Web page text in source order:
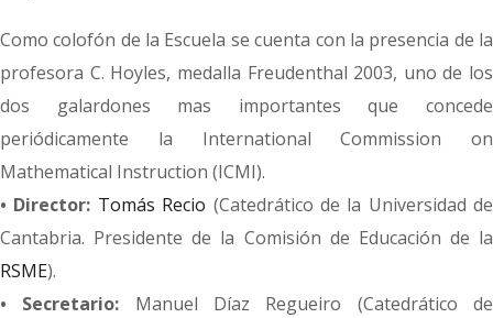
Como colofón de la Escuela se cuenta con la presencia de la
profesora C. Hoyles, medalla Freudenthal 2003, uno de los
dos galardones mas importantes que concede
periódicamente la International Commission on
Mathematical Instruction (ICMI).
• Director: Tomás Recio (Catedrático de la Universidad de
Cantabria. Presidente de la Comisión de Educación de la
RSME).
• Secretario: Manuel Díaz Regueiro (Catedrático de